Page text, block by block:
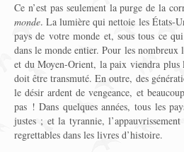
Ce n’est pas seulement la purge de la
monde. La lumière qui nettoie les États-
pays de votre monde et, sous tous ce
dans le monde entier. Pour les nombreux
et du Moyen-Orient, la paix viendra plus
doit être transmuté. En outre, des
le désir ardent de vengeance, et
pas ! Dans quelques années, tous les
justes ; et la tyrannie,
regrettables dans les livres d’histoire.